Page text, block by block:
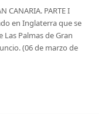
CANARIA. PARTE I
en Inglaterra que se
Palmas de Gran
(06 de marzo de